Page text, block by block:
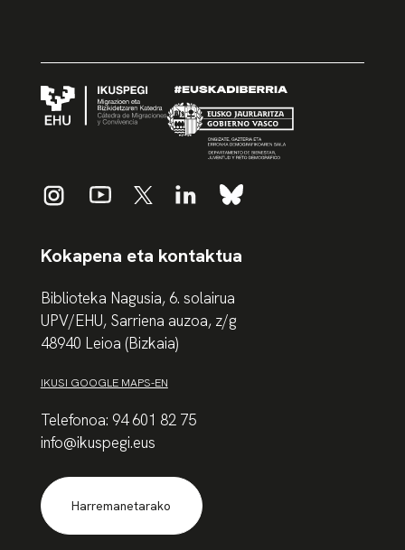
Kokapena eta kontaktua
Biblioteka Nagusia, 6. solairua
UPV/EHU, Sarriena auzoa, z/g
48940 Leioa (Bizkaia)
IKUSI GOOGLE MAPS-EN
Telefonoa: 94 601 82 75
info@ikuspegi.eus
Harremanetarako